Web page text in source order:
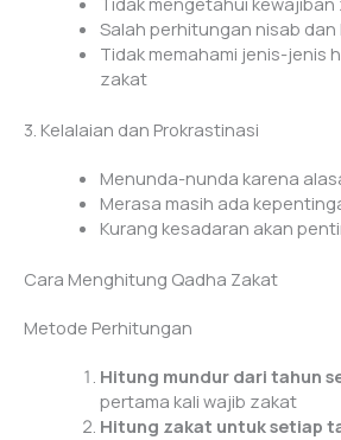
Salah perhitungan nisab dan
Tidak memahami jenis-jenis
zakat
3. Kelalaian dan Prokrastinasi
Menunda-nunda karena
Merasa masih ada
Kurang kesadaran akan
Cara Menghitung Qadha Zakat
Metode Perhitungan
Hitung mundur dari tahun
pertama kali wajib zakat
Hitung zakat untuk setiap